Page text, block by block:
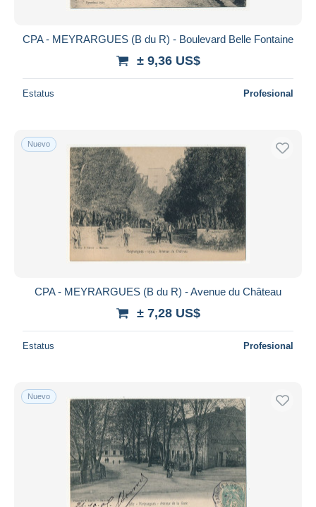
CPA - MEYRARGUES (B du R) - Boulevard Belle Fontaine
± 9,36 US$
Estatus Profesional
Nuevo
CPA - MEYRARGUES (B du R) - Avenue du Château
± 7,28 US$
Estatus Profesional
Nuevo